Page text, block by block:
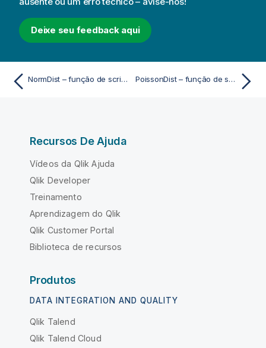
Deixe seu feedback aqui
NormDist – função de script e gráfico PoissonDist – função de script e gráfico
Recursos De Ajuda
Vídeos da Qlik Ajuda
Qlik Developer
Treinamento
Aprendizagem do Qlik
Qlik Customer Portal
Biblioteca de recursos
Produtos
DATA INTEGRATION AND QUALITY
Qlik Talend
Qlik Talend Cloud